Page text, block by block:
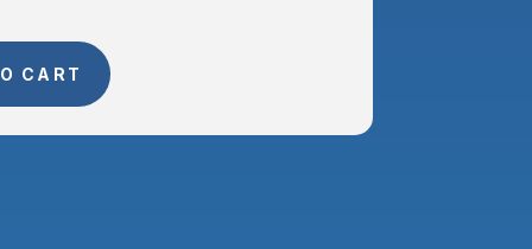
CART